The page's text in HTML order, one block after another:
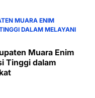
MUARA ENIM
DALAM MELAYANI
Muara Enim
Tinggi dalam